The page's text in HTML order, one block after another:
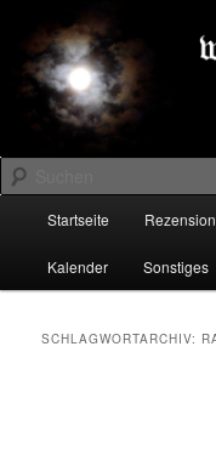
primären
Inhalt
springen
sekundären
Inhalt
springenDARK-
Suchen
Startseite
Kalender Sonstiges
SCHLAGWORTARCHIV: